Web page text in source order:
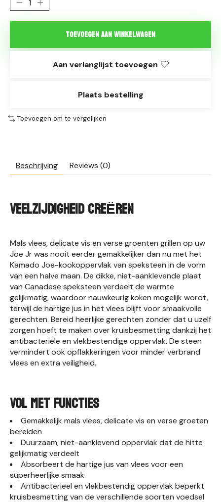
Toevoegen aan winkelwagen
Aan verlanglijst toevoegen
Plaats bestelling
Toevoegen om te vergelijken
Beschrijving Reviews (0)
VEELZIJDIGHEID CREËREN
Mals vlees, delicate vis en verse groenten grillen op uw
Joe Jr was nooit eerder gemakkelijker dan nu met het
Kamado Joe-kookoppervlak van speksteen in de vorm
van een halve maan. De dikke, niet-aanklevende plaat
van Canadese speksteen verdeelt de warmte
gelijkmatig, waardoor nauwkeurig koken mogelijk wordt,
terwijl de hartige jus in het vlees blijft voor smaakvolle
gerechten. Bereid heerlijke gerechten zonder dat u uzelf
zorgen hoeft te maken over kruisbesmetting dankzij het
antibacteriële en vlekbestendige oppervlak. De steen
vermindert ook opflakkeringen voor minder verbrand
vlees en extra veiligheid.
VOL MET FUNCTIES
Gemakkelijk mals vlees, delicate vis en verse groeten
bereiden
Duurzaam, niet-aanklevend oppervlak dat de hitte
gelijkmatig verdeelt
Absorbeert de hartige jus van vlees voor een
superheerlijke smaak
Antibacterieel en vlekbestendig oppervlak beperkt
kruisbesmetting van de verschillende soorten voedsel